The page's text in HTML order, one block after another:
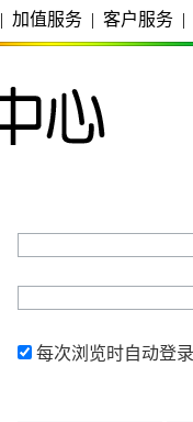
| 加值服务 | 客户服务 |
每次浏览时自动登录